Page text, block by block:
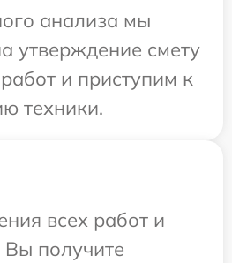
анализа мы
утверждение смету
и приступим к
техники.
всех работ и
Вы получите